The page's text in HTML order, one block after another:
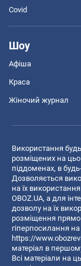
Covid
Шоу
Афіша
Краса
Жіночий журнал
Використання
розміщених на
піддоменах, в
Дозволяється
на їх
OBOZ.UA, а для
дозволу на їх
розміщення
гіперпосилання
https://
матеріал в
Всі матеріали на